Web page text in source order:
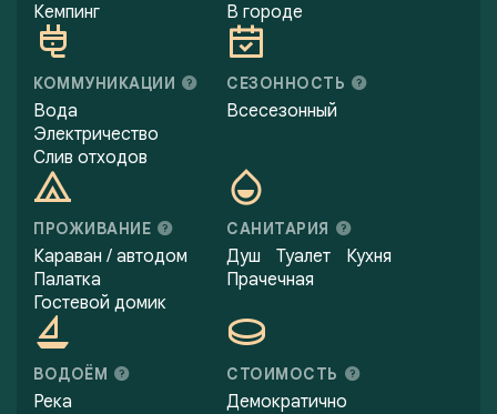
Кемпинг В городе
КОММУНИКАЦИИ
Вода
Электричество
Слив отходов
СЕЗОННОСТЬ
Всесезонный
ПРОЖИВАНИЕ
Караван / автодом
Палатка
Гостевой домик
САНИТАРИЯ
Душ Туалет
Кухня
Прачечная
ВОДОЁМ
Река
СТОИМОСТЬ
Демократично